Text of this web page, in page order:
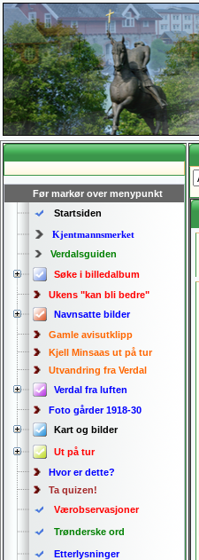
Før markør over menypunkt
Startsiden
Kjentmannsmerket
Verdalsguiden
Søke i billedalbum
Ukens "kan bli bedre"
Navnsatte bilder
Gamle avisutklipp
Kjell Minsaas ut på tur
Utvandring fra Verdal
Verdal fra luften
Foto gårder 1918-30
Kart og bilder
Ut på tur
Hvor er dette?
Ta quizen!
Værobservasjoner
Trønderske ord
Etterlysninger